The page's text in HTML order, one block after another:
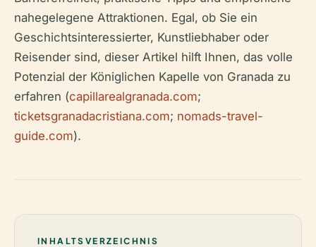
nahegelegene Attraktionen. Egal, ob Sie ein
Geschichtsinteressierter, Kunstliebhaber oder
Reisender sind, dieser Artikel hilft Ihnen, das volle
Potenzial der Königlichen Kapelle von Granada zu
erfahren (capillarealgranada.com;
ticketsgranadacristiana.com; nomads-travel-
guide.com).
INHALTSVERZEICHNIS